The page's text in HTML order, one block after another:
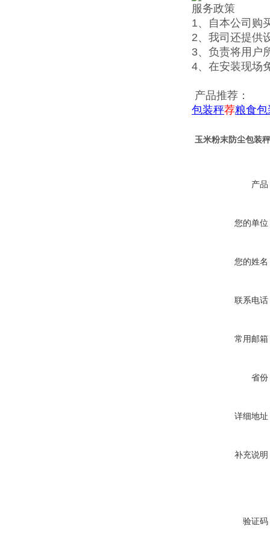
服务政策
1、自本公司购
2、我司还提供
3、负责将用户
4、在安装现场
产品推荐：
包装秤荐粮食包
玉米粉末防尘包装
产品
您的单位
您的姓名
联系电话
常用邮箱
省份
详细地址
补充说明
验证码